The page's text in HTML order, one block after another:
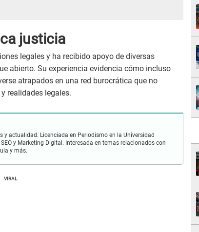
justicia
legales y ha recibido apoyo de diversas
abierto. Su experiencia evidencia cómo incluso
atrapados en una red burocrática que no
realidades legales.
y actualidad. Licenciada en Periodismo en la Universidad
y Marketing Digital. Interesada en temas relacionados con
y más.
VIRAL